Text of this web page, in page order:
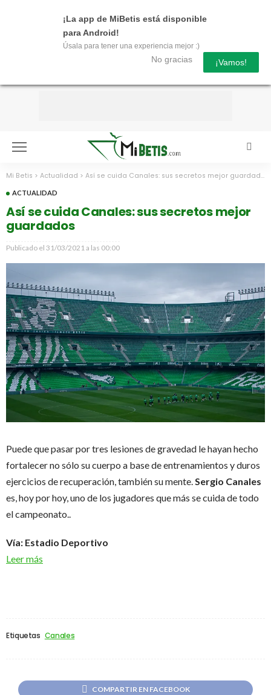
¡La app de MiBetis está disponible
para Android!
Úsala para tener una experiencia mejor :)
No gracias ¡Vamos!
Mi Betis > Actualidad > Así se cuida Canales: sus secretos mejor guardados
ACTUALIDAD
Así se cuida Canales: sus secretos mejor
guardados
Publicado el 31/03/2021 a las 00:00
Puede que pasar por tres lesiones de gravedad le hayan hecho
fortalecer no sólo su cuerpo a base de entrenamientos y duros
ejercicios de recuperación, también su mente. Sergio Canales
es, hoy por hoy, uno de los jugadores que más se cuida de todo
el campeonato..
Vía: Estadio Deportivo
Leer más
Etiquetas Canales
COMPARTIR EN FACEBOOK